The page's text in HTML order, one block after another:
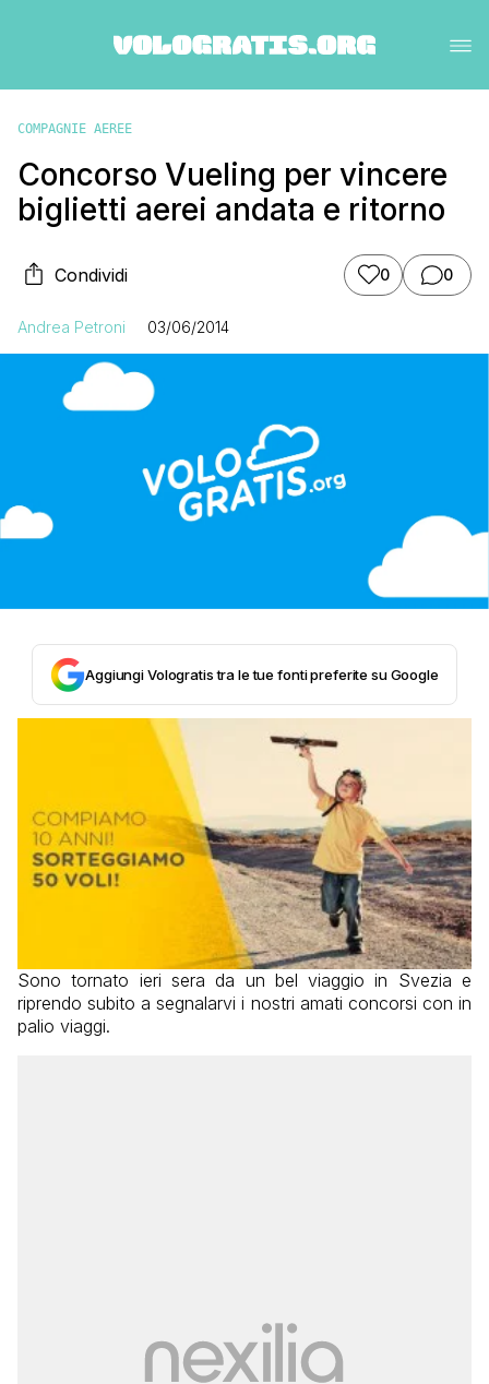
COMPAGNIE AEREE
Concorso Vueling per vincere
biglietti aerei andata e ritorno
Condividi 0 0
Andrea Petroni 03/06/2014
Aggiungi Vologratis tra le tue fonti preferite su Google
Sono tornato ieri sera da un bel viaggio in Svezia e
riprendo subito a segnalarvi i nostri amati concorsi con in
palio viaggi.